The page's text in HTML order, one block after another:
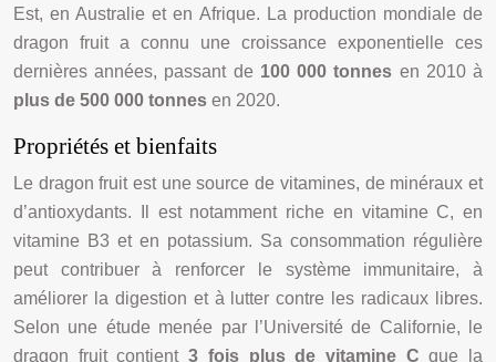
Est, en Australie et en Afrique. La production mondiale de
dragon fruit a connu une croissance exponentielle ces
dernières années, passant de 100 000 tonnes en 2010 à
plus de 500 000 tonnes en 2020.
Propriétés et bienfaits
Le dragon fruit est une source de vitamines, de minéraux et
d’antioxydants. Il est notamment riche en vitamine C, en
vitamine B3 et en potassium. Sa consommation régulière
peut contribuer à renforcer le système immunitaire, à
améliorer la digestion et à lutter contre les radicaux libres.
Selon une étude menée par l’Université de Californie, le
dragon fruit contient3 fois plus de vitamine Cque la